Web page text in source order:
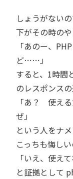
しょうがない
下がその時のや
「あのー、
ど……」
すると、1時間
のレスポンス
「あ？ 使え
ぜ」
という人をナ
こっちも悔しい
「いえ、使え
と証拠として